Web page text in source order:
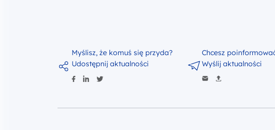
Myślisz, że komuś się przyda?
Udostępnij aktualności
Chcesz
Wyślij aktualności